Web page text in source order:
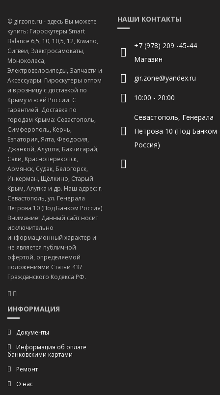
© girzone.ru - здесь Вы можете
купить: Гироскутеры Smart
Balance 6,5, 10, 10,5, 12, Kiwano,
Сигвеи, Электросамокаты,
Моноколеса,
Электровелосипеды, Запчасти и
Аксессуары. Гироскутеры оптом
и в розницу с доставкой по
Крыму и всей России. С
гарантией. Доставка по
городам Крыма: Севастополь,
Симферополь, Керчь,
Евпатория, Ялта, Феодосия,
Джанкой, Алушта, Бахчисарай,
Саки, Красноперекопск,
Армянск, Судак, Белогорск,
Инкерман, Щёлкино, Старый
Крым, Алупка и др. Наш адрес: г.
Севастополь, ул. Генерала
Петрова 10 (Под Банком Россия)
Внимание! Данный сайт носит
исключительно
информационный характер и
не является публичной
офертой, определяемой
положениями Статьи 437
Гражданского Кодекса РФ.
НАШИ КОНТАКТЫ
+7 (978) 209 -45-44
Магазин
gir.zone@yandex.ru
10:00 - 20:00
Севастополь, Генерала
Петрова 10 (Под Банком
Россия)
ИНФОРМАЦИЯ
Документы
Информация об оплате
банковскими картами
Ремонт
О нас